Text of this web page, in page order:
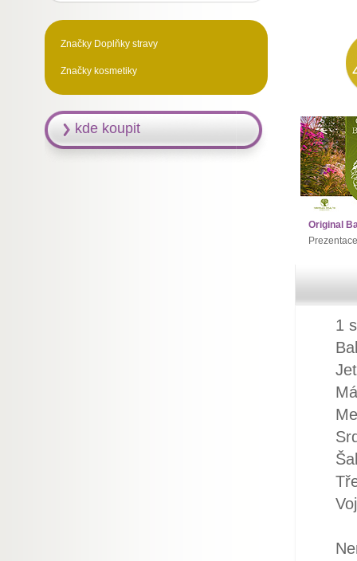
Original
Prezentace
1
Značky Doplňky stravy
Značky kosmetiky
kde koupit